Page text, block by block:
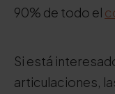
90% de todo el
Si está
articulaciones,